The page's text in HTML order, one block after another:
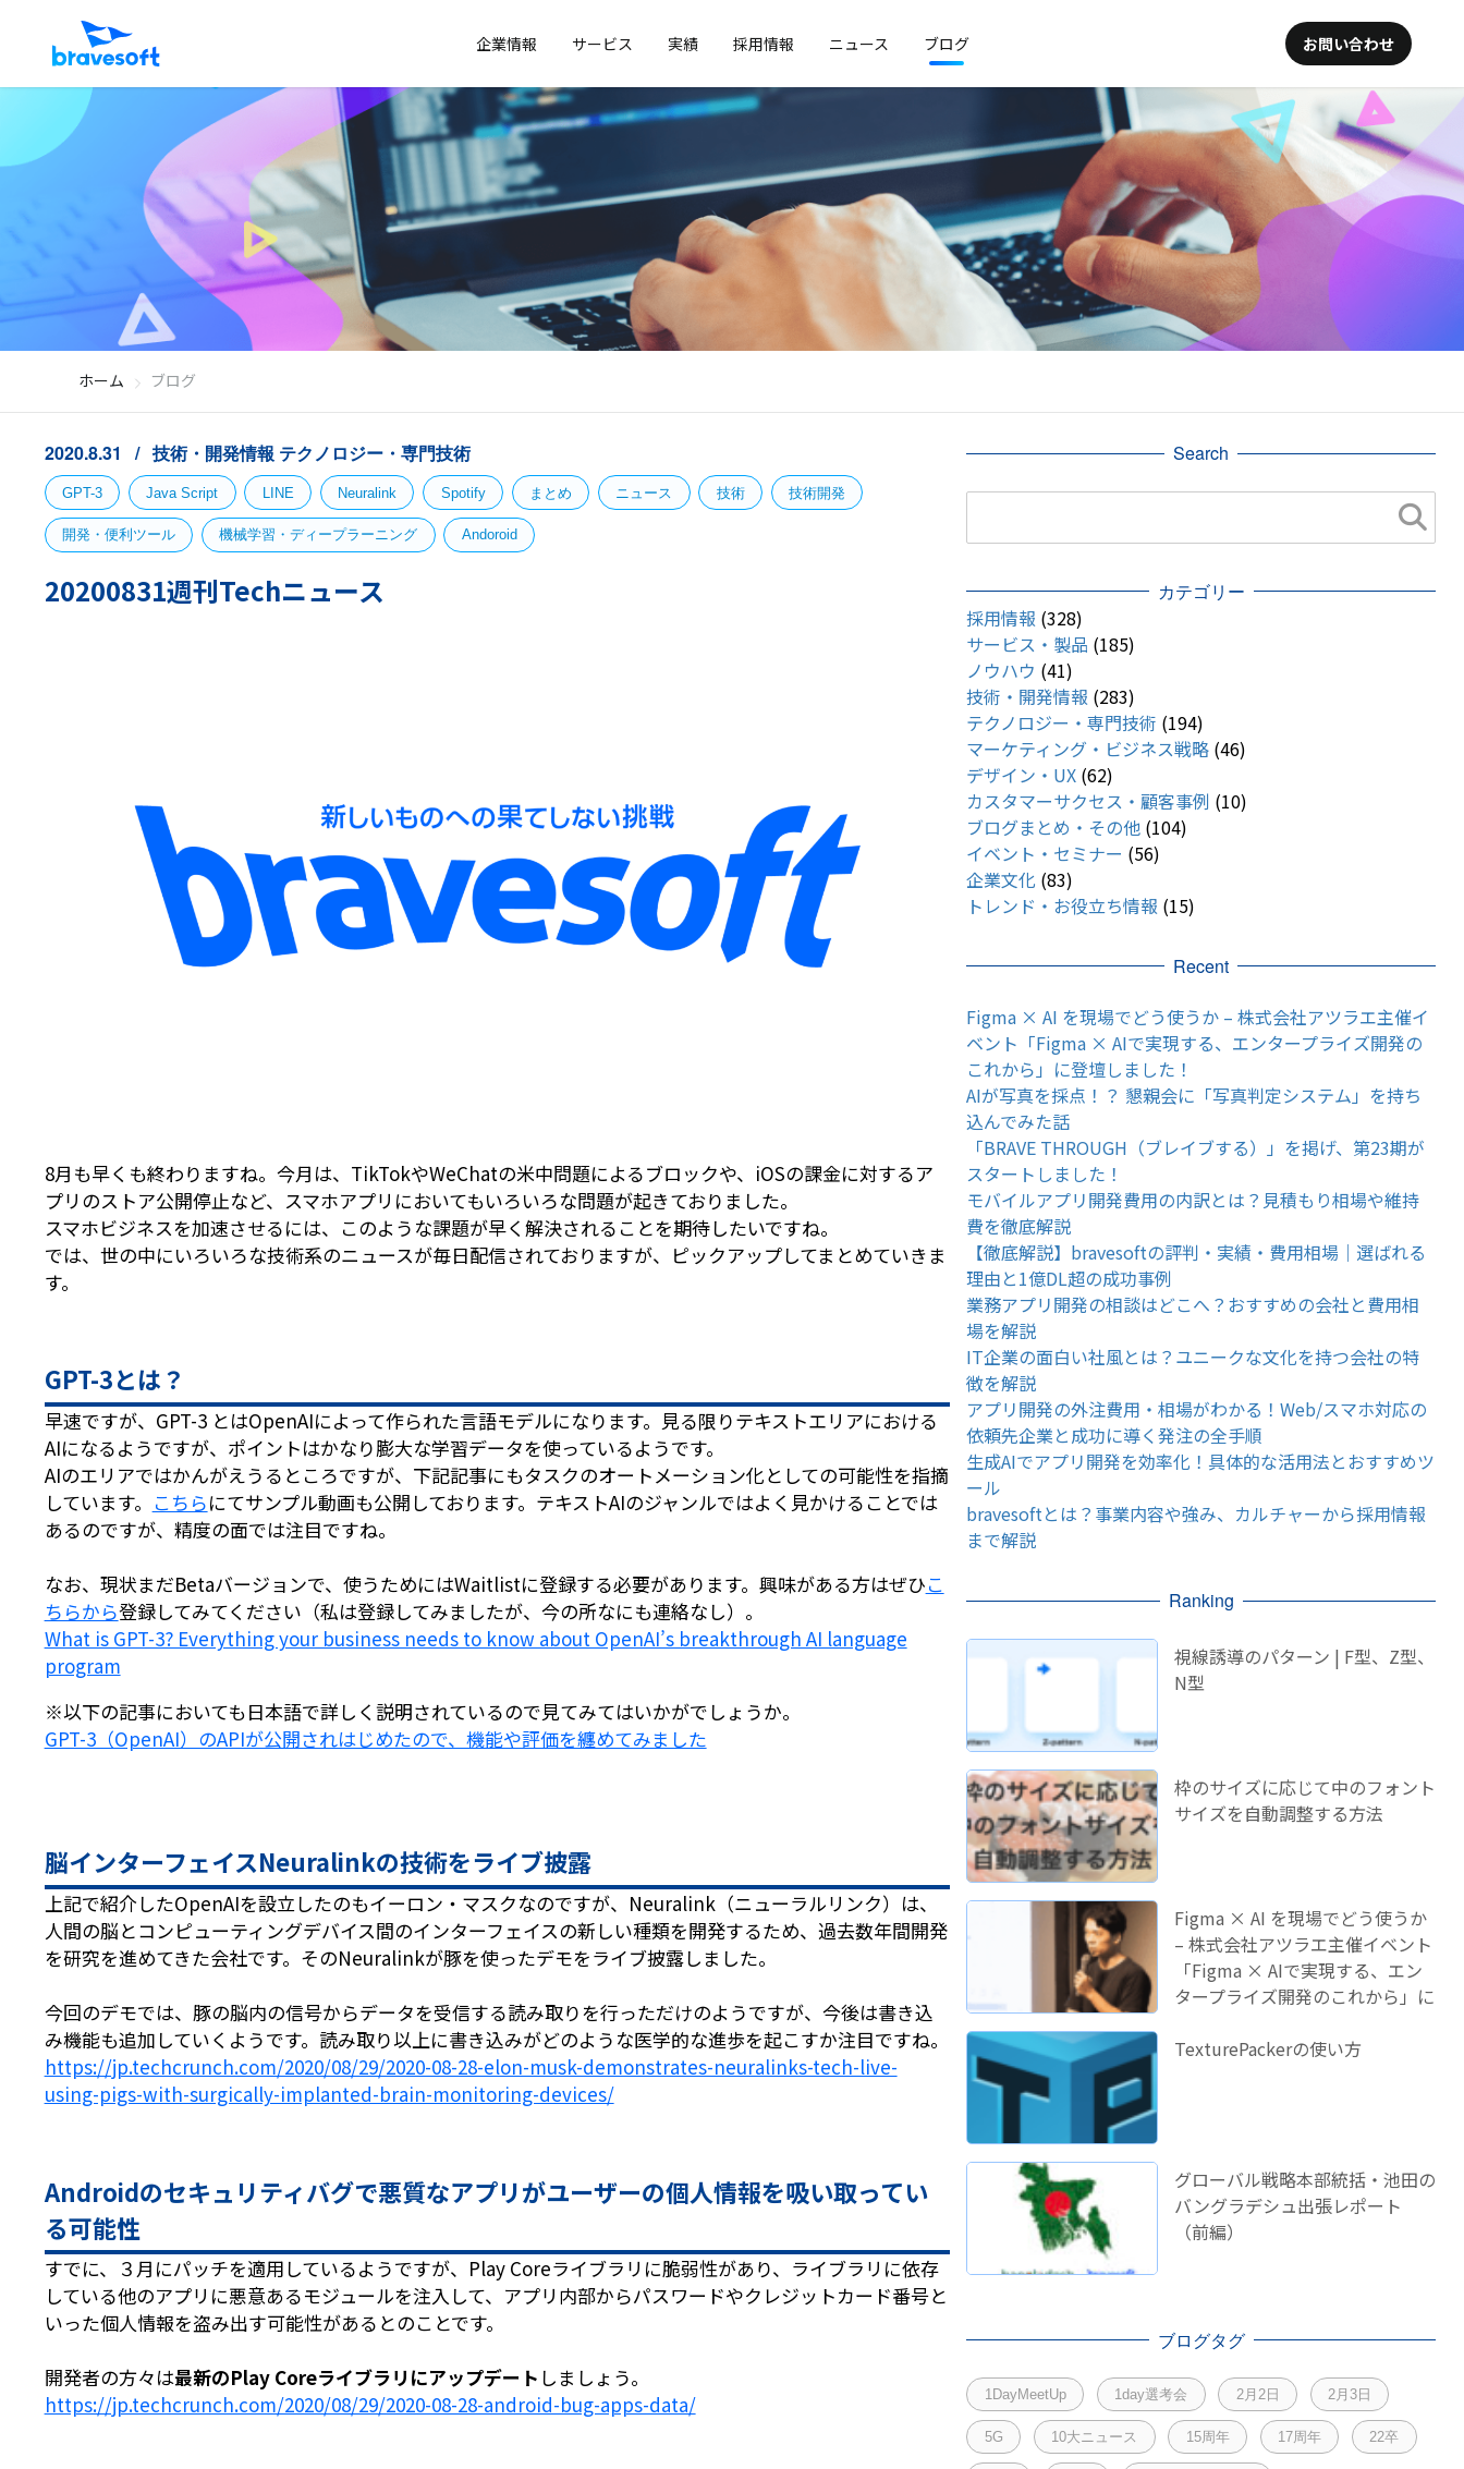
企業情報 サービス 実績 採用情報 ニュース ブログ お問い合わせ
ホーム ブログ
2020.8.31 技術・開発情報 テクノロジー・専門技術
GPT-3 Java Script LINE Neuralink Spotify まとめ ニュース 技術 技術開発
開発・便利ツール 機械学習・ディープラーニング Andoroid
20200831週刊Techニュース
8月も早くも終わりますね。今月は、TikTokやWeChatの米中問題によるブロックや、iOSの課金に対するア
プリのストア公開停止など、スマホアプリにおいてもいろいろな問題が起きておりました。
スマホビジネスを加速させるには、このような課題が早く解決されることを期待したいですね。
では、世の中にいろいろな技術系のニュースが毎日配信されておりますが、ピックアップしてまとめていきま
す。
GPT-3とは？
早速ですが、GPT-3 とはOpenAIによって作られた言語モデルになります。見る限りテキストエリアにおける
AIになるようですが、ポイントはかなり膨大な学習データを使っているようです。
AIのエリアではかんがえうるところですが、下記記事にもタスクのオートメーション化としての可能性を指摘
しています。 こちらにてサンプル動画も公開しております。テキストAIのジャンルではよく見かけることでは
あるのですが、精度の面では注目ですね。
なお、現状まだBetaバージョンで、使うためにはWaitlistに登録する必要があります。興味がある方はぜひこ
ちらから登録してみてください（私は登録してみましたが、今の所なにも連絡なし）。
What is GPT-3? Everything your business needs to know about OpenAI’s breakthrough AI language
program
※以下の記事においても日本語で詳しく説明されているので見てみてはいかがでしょうか。
GPT-3（OpenAI）のAPIが公開されはじめたので、機能や評価を纏めてみました
脳インターフェイスNeuralinkの技術をライブ披露
上記で紹介したOpenAIを設立したのもイーロン・マスクなのですが、Neuralink（ニューラルリンク）は、
人間の脳とコンピューティングデバイス間のインターフェイスの新しい種類を開発するため、過去数年間開発
を研究を進めてきた会社です。そのNeuralinkが豚を使ったデモをライブ披露しました。
今回のデモでは、豚の脳内の信号からデータを受信する読み取りを行っただけのようですが、今後は書き込
み機能も追加していくようです。読み取り以上に書き込みがどのような医学的な進歩を起こすか注目ですね。
https://jp.techcrunch.com/2020/08/29/2020-08-28-elon-musk-demonstrates-neuralinks-tech-live-
using-pigs-with-surgically-implanted-brain-monitoring-devices/
Androidのセキュリティバグで悪質なアプリがユーザーの個人情報を吸い取ってい
る可能性
すでに、３月にパッチを適用しているようですが、Play Coreライブラリに脆弱性があり、ライブラリに依存
している他のアプリに悪意あるモジュールを注入して、アプリ内部からパスワードやクレジットカード番号と
いった個人情報を盗み出す可能性があるとのことです。
開発者の方々は最新のPlay Coreライブラリにアップデート しましょう。
https://jp.techcrunch.com/2020/08/29/2020-08-28-android-bug-apps-data/
Search
カテゴリー
採用情報 (328)
サービス・製品 (185)
ノウハウ (41)
技術・開発情報 (283)
テクノロジー・専門技術 (194)
マーケティング・ビジネス戦略 (46)
デザイン・UX (62)
カスタマーサクセス・顧客事例 (10)
ブログまとめ・その他 (104)
イベント・セミナー (56)
企業文化 (83)
トレンド・お役立ち情報 (15)
Recent
Figma × AI を現場でどう使うか – 株式会社アツラエ主催イ
ベント「Figma × AIで実現する、エンタープライズ開発の
これから」に登壇しました！
AIが写真を採点！？ 懇親会に「写真判定システム」を持ち
込んでみた話
「BRAVE THROUGH（ブレイブする）」を掲げ、第23期が
スタートしました！
モバイルアプリ開発費用の内訳とは？見積もり相場や維持
費を徹底解説
【徹底解説】bravesoftの評判・実績・費用相場｜選ばれる
理由と1億DL超の成功事例
業務アプリ開発の相談はどこへ？おすすめの会社と費用相
場を解説
IT企業の面白い社風とは？ユニークな文化を持つ会社の特
徴を解説
アプリ開発の外注費用・相場がわかる！Web/スマホ対応の
依頼先企業と成功に導く発注の全手順
生成AIでアプリ開発を効率化！具体的な活用法とおすすめツ
ール
bravesoftとは？事業内容や強み、カルチャーから採用情報
まで解説
Ranking
視線誘導のパターン | F型、Z型、
N型
枠のサイズに応じて中のフォント
サイズを自動調整する方法
Figma × AI を現場でどう使うか
– 株式会社アツラエ主催イベント
「Figma × AIで実現する、エン
タープライズ開発のこれから」に
TexturePackerの使い方
グローバル戦略本部統括・池田の
バングラデシュ出張レポート
（前編）
ブログタグ
1DayMeetUp 1day選考会 2月2日 2月3日
5G 10大ニュース 15周年 17周年 22卒